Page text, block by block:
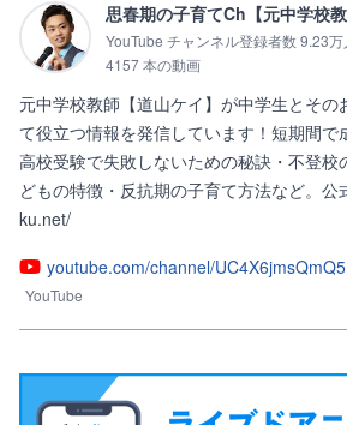
思春期の子育てCh【元中学校教
YouTube チャンネル登録者数 9.23万
4157 本の動画
元中学校教師【道山ケイ】が中学生とその
て役立つ情報を発信しています！短期間で
高校受験で失敗しないための秘訣・不登校
どもの特徴・反抗期の子育て方法など。
ku.net/
youtube.com/channel/
YouTube